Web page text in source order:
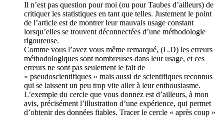
Il n’est pas question pour moi (ou pour Taubes d’ailleurs) de
critiquer les statistiques en tant que telles. Justement le point
de l’article est de montrer leur mauvais usage constant
lorsqu’elles se trouvent déconnectées d’une méthodologie
rigoureuse.
Comme vous l’avez vous même remarqué, (L.D) les erreurs
méthodologiques sont nombreuses dans leur usage, et ces
erreurs ne sont pas seulement le fait de
« pseudoscientifiques » mais aussi de scientifiques reconnus
qui se laissent un peu trop vite aller à leur enthousiasme.
L’exemple du cercle que vous donnez est d’ailleurs, à mon
avis, précisément l’illustration d’une expérience, qui permet
d’obtenir des données fiables. Tracer le cercle « après coup »